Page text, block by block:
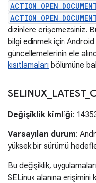
dizinlere erişemezsiniz.
bilgi edinmek için
güncellemelerinin ele
kısıtlamaları bölümüne
SELINUX_ LATEST_
Değişiklik kimliği:
Varsayılan durum:
yüksek bir sürümü
Bu değişiklik,
SELinux alanına erişimini